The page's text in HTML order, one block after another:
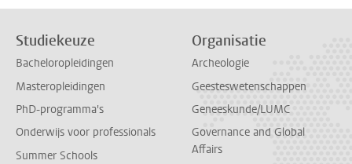
Studiekeuze
Bacheloropleidingen
Masteropleidingen
PhD-programma's
Onderwijs voor professionals
Summer Schools
Organisatie
Archeologie
Geesteswetenschappen
Geneeskunde/LUMC
Governance and Global
Affairs